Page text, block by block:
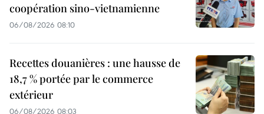
coopération sino-vietnamienne
06/08/2026 08:10
Recettes douanières : une hausse de
18,7 % portée par le commerce
extérieur
06/08/2026 08:03